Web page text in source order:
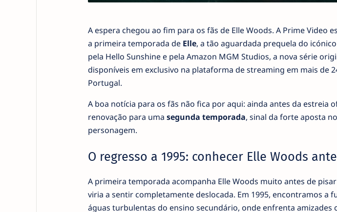
A espera chegou ao fim para os fãs de Elle Woods. A Prime Video
a primeira temporada de Elle, a tão aguardada prequela do
pela Hello Sunshine e pela Amazon MGM Studios, a nova série
disponíveis em exclusivo na plataforma de streaming em mais de
Portugal.
A boa notícia para os fãs não fica por aqui: ainda antes da estreia
renovação para uma segunda temporada, sinal da forte aposta
personagem.
O regresso a 1995: conhecer Elle Woods
A primeira temporada acompanha Elle Woods muito antes de
viria a sentir completamente deslocada. Em 1995, encontramos a
águas turbulentas do ensino secundário, onde enfrenta amizades